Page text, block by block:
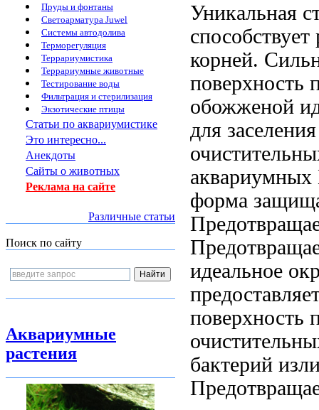
Пруды и фонтаны
Светоарматура Juwel
Системы автодолива
Терморегуляция
Террариумистика
Террариумные животные
Тестирование воды
Фильтрация и стерилизация
Экзотические птицы
Статьи по аквариумистике
Это интересно...
Анекдоты
Сайты о животных
Реклама на сайте
Различные статьи
Поиск по сайту
Аквариумные
растения
Уникальная
корней.
поверхность
обожженой
для
аквариумных
форма
идеальное
поверхность
бактерий